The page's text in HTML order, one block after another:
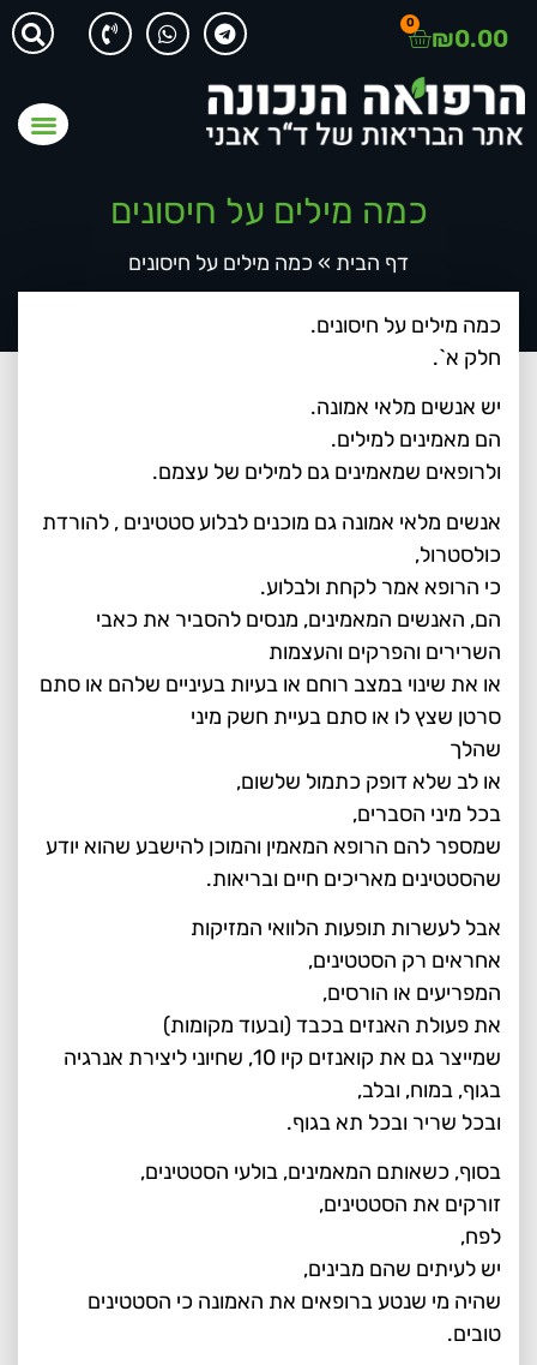
₪0.00
0
כמה מילים על חיסונים
דף הבית » כמה מילים על חיסונים
כמה מילים על חיסונים.
חלק א`.
יש אנשים מלאי אמונה.
הם מאמינים למילים.
ולרופאים שמאמינים גם למילים של עצמם.
אנשים מלאי אמונה גם מוכנים לבלוע סטטינים , להורדת
כולסטרול,
כי הרופא אמר לקחת ולבלוע.
הם, האנשים המאמינים, מנסים להסביר את כאבי
השרירים והפרקים והעצמות
או את שינוי במצב רוחם או בעיות בעיניים שלהם או סתם
סרטן שצץ לו או סתם בעיית חשק מיני
שהלך
או לב שלא דופק כתמול שלשום,
בכל מיני הסברים,
שמספר להם הרופא המאמין והמוכן להישבע שהוא יודע
שהסטטינים מאריכים חיים ובריאות.
אבל לעשרות תופעות הלוואי המזיקות
אחראים רק הסטטינים,
המפריעים או הורסים,
את פעולת האנזים בכבד (ובעוד מקומות)
שמייצר גם את קואנזים קיו 10, שחיוני ליצירת אנרגיה
בגוף, במוח, ובלב,
ובכל שריר ובכל תא בגוף.
בסוף, כשאותם המאמינים, בולעי הסטטינים,
זורקים את הסטטינים,
לפח,
יש לעיתים שהם מבינים,
שהיה מי שנטע ברופאים את האמונה כי הסטטינים
טובים.